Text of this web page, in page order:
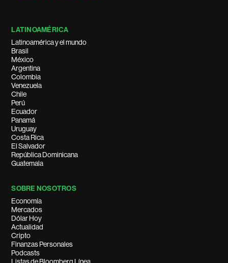
LATINOAMÉRICA
Latinoamérica y el mundo
Brasil
México
Argentina
Colombia
Venezuela
Chile
Perú
Ecuador
Panamá
Uruguay
Costa Rica
El Salvador
República Dominicana
Guatemala
SOBRE NOSOTROS
Economía
Mercados
Dólar Hoy
Actualidad
Cripto
Finanzas Personales
Podcasts